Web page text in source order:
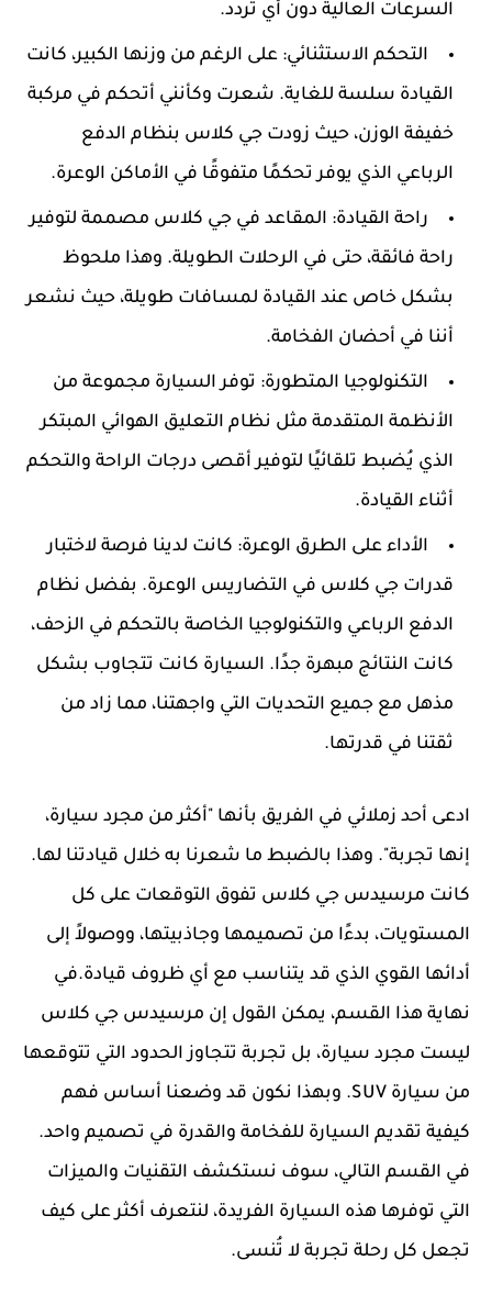
السرعات العالية دون أي تردد.
التحكم الاستثنائي: على الرغم من وزنها الكبير، كانت
القيادة سلسة للغاية. شعرت وكأنني أتحكم في مركبة
خفيفة الوزن، حيث زودت جي كلاس بنظام الدفع
الرباعي الذي يوفر تحكمًا متفوقًا في الأماكن الوعرة.
راحة القيادة: المقاعد في جي كلاس مصممة لتوفير
راحة فائقة، حتى في الرحلات الطويلة. وهذا ملحوظ
بشكل خاص عند القيادة لمسافات طويلة، حيث نشعر
أننا في أحضان الفخامة.
التكنولوجيا المتطورة: توفر السيارة مجموعة من
الأنظمة المتقدمة مثل نظام التعليق الهوائي المبتكر
الذي يُضبط تلقائيًا لتوفير أقصى درجات الراحة والتحكم
أثناء القيادة.
الأداء على الطرق الوعرة: كانت لدينا فرصة لاختبار
قدرات جي كلاس في التضاريس الوعرة. بفضل نظام
الدفع الرباعي والتكنولوجيا الخاصة بالتحكم في الزحف،
كانت النتائج مبهرة جدًا. السيارة كانت تتجاوب بشكل
مذهل مع جميع التحديات التي واجهتنا، مما زاد من
ثقتنا في قدرتها.
ادعى أحد زملائي في الفريق بأنها "أكثر من مجرد سيارة،
إنها تجربة". وهذا بالضبط ما شعرنا به خلال قيادتنا لها.
كانت مرسيدس جي كلاس تفوق التوقعات على كل
المستويات، بدءًا من تصميمها وجاذبيتها، ووصولاً إلى
أدائها القوي الذي قد يتناسب مع أي ظروف قيادة.في
نهاية هذا القسم، يمكن القول إن مرسيدس جي كلاس
ليست مجرد سيارة، بل تجربة تتجاوز الحدود التي تتوقعها
من سيارة SUV. وبهذا نكون قد وضعنا أساس فهم
كيفية تقديم السيارة للفخامة والقدرة في تصميم واحد.
في القسم التالي، سوف نستكشف التقنيات والميزات
التي توفرها هذه السيارة الفريدة، لنتعرف أكثر على كيف
تجعل كل رحلة تجربة لا تُنسى.